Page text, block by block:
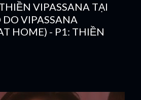
VIPASSANA TẠI
VIPASSANA
HOME) - P1: THIỀN